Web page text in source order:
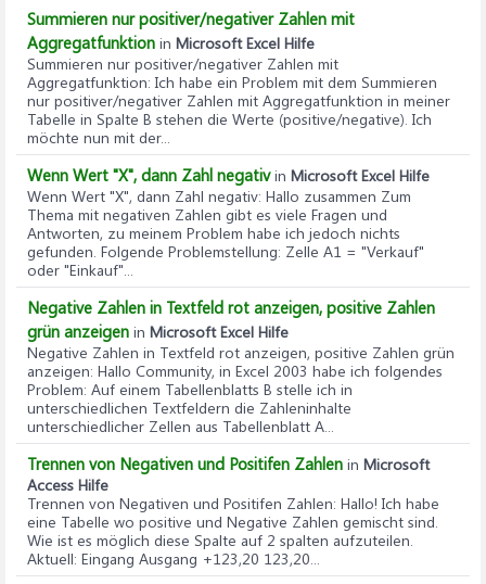
Summieren nur positiver/negativer Zahlen mit
Aggregatfunktion in Microsoft Excel Hilfe
Summieren nur positiver/negativer Zahlen mit
Aggregatfunktion: Ich habe ein Problem mit dem Summieren
nur positiver/negativer Zahlen mit Aggregatfunktion in meiner
Tabelle in Spalte B stehen die Werte (positive/negative). Ich
möchte nun mit der...
Wenn Wert "X", dann Zahl negativin Microsoft Excel Hilfe
Wenn Wert "X", dann Zahl negativ: Hallo zusammen Zum
Thema mit negativen Zahlen gibt es viele Fragen und
Antworten, zu meinem Problem habe ich jedoch nichts
gefunden. Folgende Problemstellung: Zelle A1 = "Verkauf"
oder "Einkauf"...
Negative Zahlen in Textfeld rot anzeigen, positive Zahlen
grün anzeigen in Microsoft Excel Hilfe
Negative Zahlen in Textfeld rot anzeigen, positive Zahlen grün
anzeigen: Hallo Community, in Excel 2003 habe ich folgendes
Problem: Auf einem Tabellenblatts B stelle ich in
unterschiedlichen Textfeldern die Zahleninhalte
unterschiedlicher Zellen aus Tabellenblatt A...
Trennen von Negativen und Positifen Zahlen in Microsoft
Access Hilfe
Trennen von Negativen und Positifen Zahlen: Hallo! Ich habe
eine Tabelle wo positive und Negative Zahlen gemischt sind.
Wie ist es möglich diese Spalte auf 2 spalten aufzuteilen.
Aktuell: Eingang Ausgang +123,20 123,20...